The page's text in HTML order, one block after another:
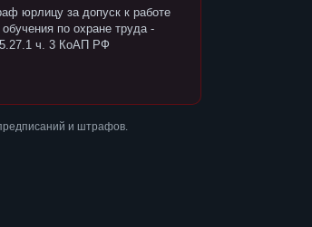
юрлицу за допуск к работе
обучения по охране труда -
ч. 3 КоАП РФ
и штрафов.